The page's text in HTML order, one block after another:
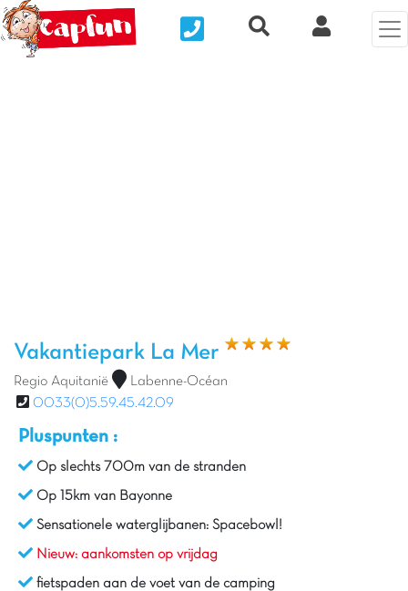
Nous contacterRecherche rapide
Mijn Clix
Vakantiepark La Mer
Regio Aquitanië
Labenne-Océan
0033(0)5.59.45.42.09
Pluspunten :
Op slechts 700m van de stranden
Op 15km van Bayonne
Sensationele waterglijbanen: Spacebowl!
Nieuw: aankomsten op vrijdag
fietspaden aan de voet van de camping